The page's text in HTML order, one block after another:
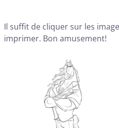
Il suffit de cliquer sur les
imprimer. Bon amusement!